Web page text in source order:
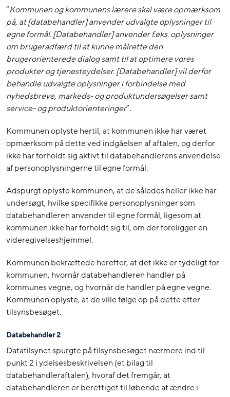
”Kommunen og kommunens lærere skal være opmærksom
på, at [databehandler] anvender udvalgte oplysninger til
egne formål. [Databehandler] anvender f.eks. oplysninger
om brugeradfærd til at kunne målrette den
brugerorienterede dialog samt til at optimere vores
produkter og tjenesteydelser. [Databehandler] vil derfor
behandle udvalgte oplysninger i forbindelse med
nyhedsbreve, markeds- og produktundersøgelser samt
service- og produktorienteringer”.
Kommunen oplyste hertil, at kommunen ikke har været
opmærksom på dette ved indgåelsen af aftalen, og derfor
ikke har forholdt sig aktivt til databehandlerens anvendelse
af personoplysningerne til egne formål.
Adspurgt oplyste kommunen, at de således heller ikke har
undersøgt, hvilke specifikke personoplysninger som
databehandleren anvender til egne formål, ligesom at
kommunen ikke har forholdt sig til, om der foreligger en
videregivelseshjemmel.
Kommunen bekræftede herefter, at det ikke er tydeligt for
kommunen, hvornår databehandleren handler på
kommunes vegne, og hvornår de handler på egne vegne.
Kommunen oplyste, at de ville følge op på dette efter
tilsynsbesøget.
Databehandler 2
Datatilsynet spurgte på tilsynsbesøget nærmere ind til
punkt 2 i ydelsesbeskrivelsen (et bilag til
databehandleraftalen), hvoraf det fremgår, at
databehandleren er berettiget til løbende at ændre i